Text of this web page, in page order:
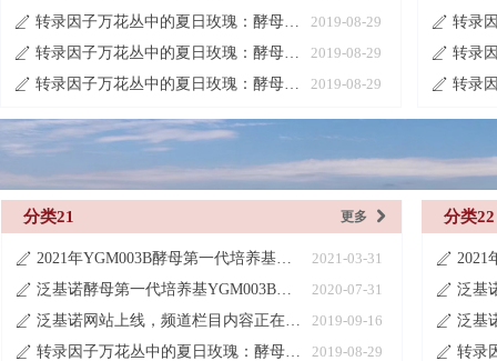
2019-08-29
ꄅ
转录因子万花丛中的夏日玫瑰：酵母单杂交系统
2019-08-29
ꄅ
转录因子万花丛中的夏日玫瑰：酵母单杂交系统
2019-08-29
ꄅ 转录因子万花丛中的夏日玫瑰：酵母单杂交系统
ꄅ
ꄅ
ꄅ
分类21
2021-03-31
ꄅ
2021年YGM003B酵母第一代培养基产品目录更新说明
2020-07-31
ꄅ
泛基诺酵母第一代培养基YGM003B系列
2019-09-16
ꄅ
泛基诺网站上线，频道栏目内容正在建设中
2019-08-29
ꄅ
转录因子万花丛中的夏日玫瑰：酵母单杂交系统
分类22
ꄅ
ꄅ
ꄅ
ꄅ
更多 낑